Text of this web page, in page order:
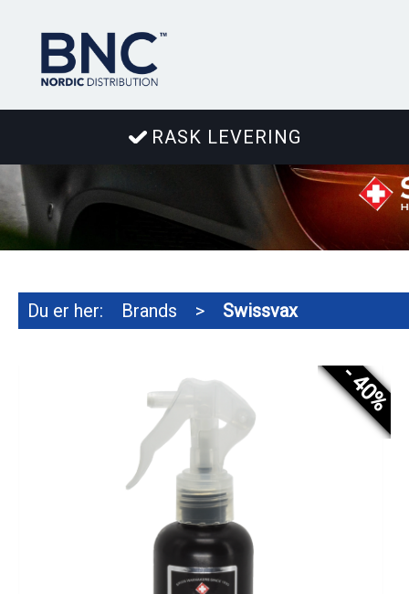
RASK LEVERING
Du er her: Brands > Swissvax
- 40%